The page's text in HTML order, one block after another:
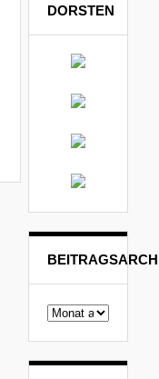
DORSTEN
Beitragsarchiv